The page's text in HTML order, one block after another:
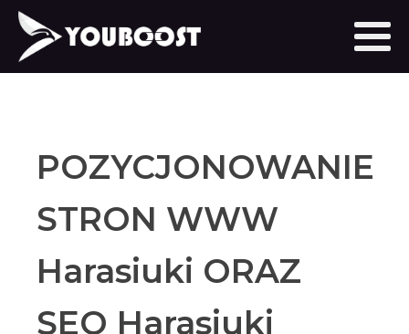
POZYCJONOWANIE
STRON WWW
Harasiuki ORAZ
SEO Harasiuki